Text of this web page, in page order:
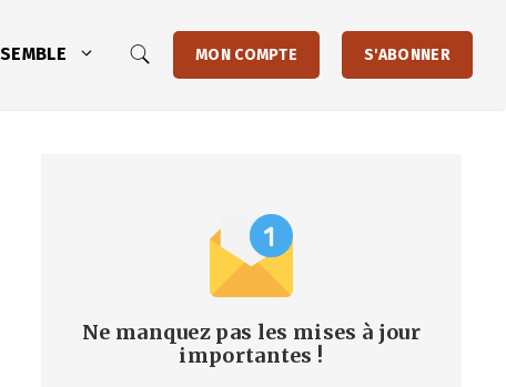
MON COMPTE S'ABONNER
Ne manquez pas les mises à jour
importantes !